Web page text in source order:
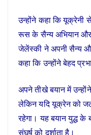
उन्होंने कहा कि यूक्रेनी
रूस के सैन्य अभियान और
जेलेंस्की ने अपनी सैन्य
कहा कि उन्होंने बेहद
अपने तीखे बयान में
लेकिन यदि यूक्रेन को
रहेगा। यह बयान युद्ध के
संघर्ष को दर्शाता है।